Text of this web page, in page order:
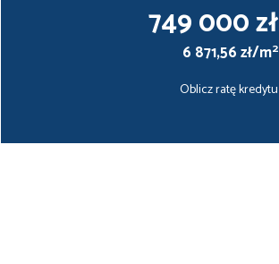
749 000 zł
6 871,56 zł/m2
Oblicz ratę kredytu